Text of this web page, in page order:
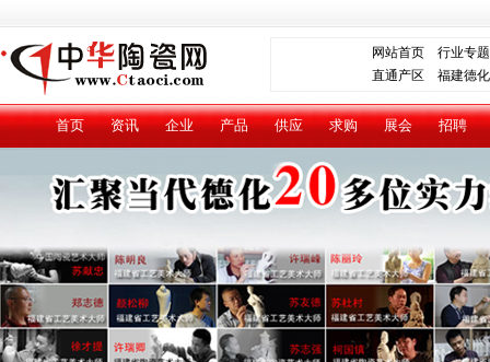
网站首页
行业专题
直通产区 福建德化
首页 资讯 企业 产品 供应 求购 展会 招聘